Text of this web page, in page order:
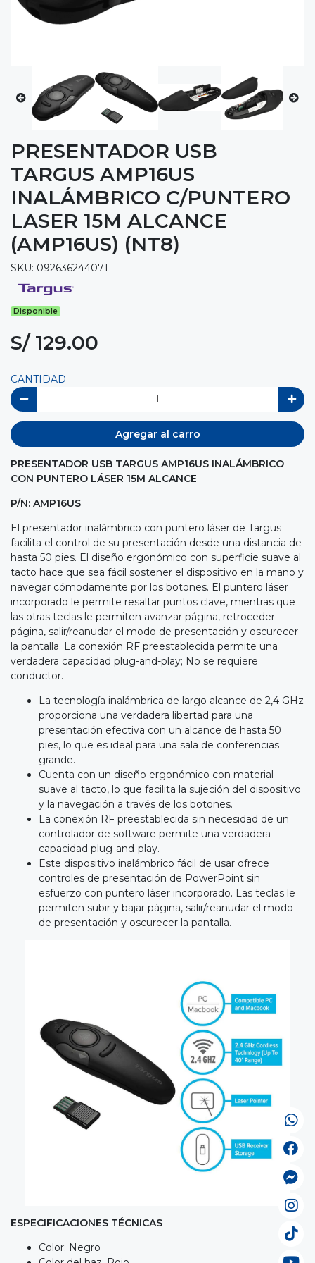
PRESENTADOR USB
TARGUS AMP16US
INALÁMBRICO C/PUNTERO
LASER 15M ALCANCE
(AMP16US) (NT8)
SKU: 092636244071
Disponible
S/ 129.00
CANTIDAD
Agregar al carro
PRESENTADOR USB TARGUS AMP16US INALÁMBRICO
CON PUNTERO LÁSER 15M ALCANCE
P/N: AMP16US
El presentador inalámbrico con puntero láser de Targus
facilita el control de su presentación desde una distancia de
hasta 50 pies. El diseño ergonómico con superficie suave al
tacto hace que sea fácil sostener el dispositivo en la mano y
navegar cómodamente por los botones. El puntero láser
incorporado le permite resaltar puntos clave, mientras que
las otras teclas le permiten avanzar página, retroceder
página, salir/reanudar el modo de presentación y oscurecer
la pantalla. La conexión RF preestablecida permite una
verdadera capacidad plug-and-play; No se requiere
conductor.
La tecnología inalámbrica de largo alcance de 2,4 GHz
proporciona una verdadera libertad para una
presentación efectiva con un alcance de hasta 50
pies, lo que es ideal para una sala de conferencias
grande.
Cuenta con un diseño ergonómico con material
suave al tacto, lo que facilita la sujeción del dispositivo
y la navegación a través de los botones.
La conexión RF preestablecida sin necesidad de un
controlador de software permite una verdadera
capacidad plug-and-play.
Este dispositivo inalámbrico fácil de usar ofrece
controles de presentación de PowerPoint sin
esfuerzo con puntero láser incorporado. Las teclas le
permiten subir y bajar página, salir/reanudar el modo
de presentación y oscurecer la pantalla.
ESPECIFICACIONES TÉCNICAS
Color: Negro